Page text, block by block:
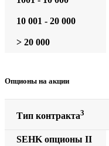
10 001 - 20 000
> 20 000
Опционы на акции
Тип контракта3
SEHK опционы II